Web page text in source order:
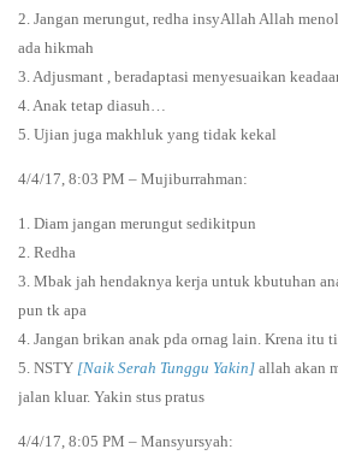
2. Jangan merungut, redha insyAllah Allah
ada hikmah
3. Adjusmant , beradaptasi menyesuaikan
4. Anak tetap diasuh…
5. Ujian juga makhluk yang tidak kekal
4/4/17, 8:03 PM – Mujiburrahman:
1. Diam jangan merungut sedikitpun
2. Redha
3. Mbak jah hendaknya kerja untuk kbutuhan
pun tk apa
4. Jangan brikan anak pda ornag lain. Krena itu
5. NSTY [Naik Serah Tunggu Yakin] allah akan
jalan kluar. Yakin stus pratus
4/4/17, 8:05 PM – Mansyursyah: